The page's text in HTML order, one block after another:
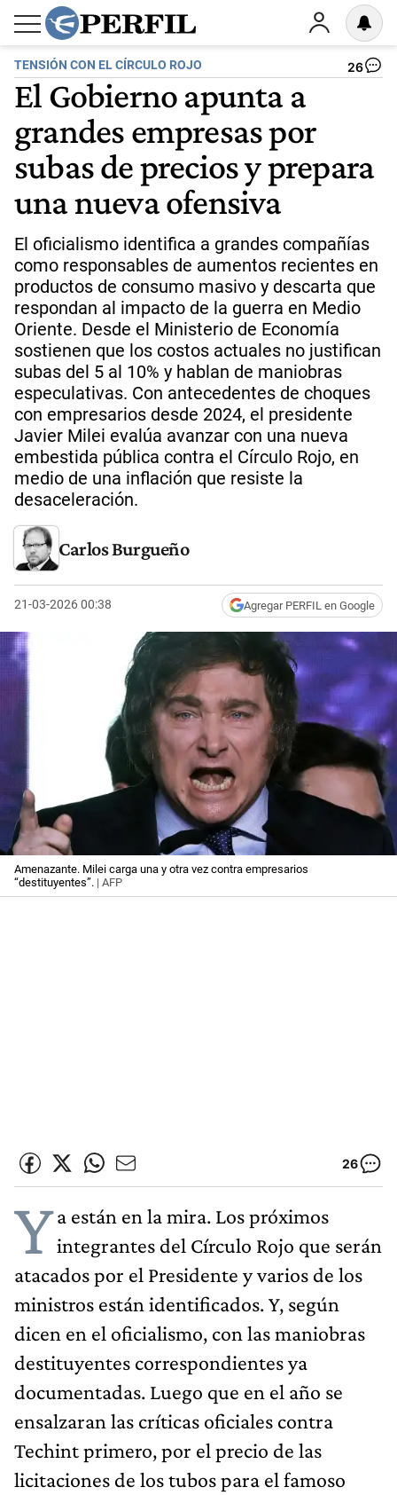
TENSIÓN CON EL CÍRCULO ROJO 26
El Gobierno apunta a
grandes empresas por
subas de precios y prepara
una nueva ofensiva
El oficialismo identifica a grandes compañías
como responsables de aumentos recientes en
productos de consumo masivo y descarta que
respondan al impacto de la guerra en Medio
Oriente. Desde el Ministerio de Economía
sostienen que los costos actuales no justifican
subas del 5 al 10% y hablan de maniobras
especulativas. Con antecedentes de choques
con empresarios desde 2024, el presidente
Javier Milei evalúa avanzar con una nueva
embestida pública contra el Círculo Rojo, en
medio de una inflación que resiste la
desaceleración.
Carlos Burgueño
21-03-2026 00:38 Agregar PERFIL en Google
Amenazante. Milei carga una y otra vez contra empresarios
“destituyentes”. | AFP
26
Ya están en la mira. Los próximos
integrantes del Círculo Rojo que serán
atacados por el Presidente y varios de los
ministros están identificados. Y, según
dicen en el oficialismo, con las maniobras
destituyentes correspondientes ya
documentadas. Luego que en el año se
ensalzaran las críticas oficiales contra
Techint primero, por el precio de las
licitaciones de los tubos para el famoso